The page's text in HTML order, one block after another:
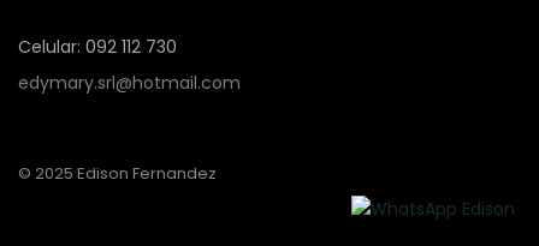
Celular: 092 112 730
edymary.srl@hotmail.com
© 2025 Edison Fernandez